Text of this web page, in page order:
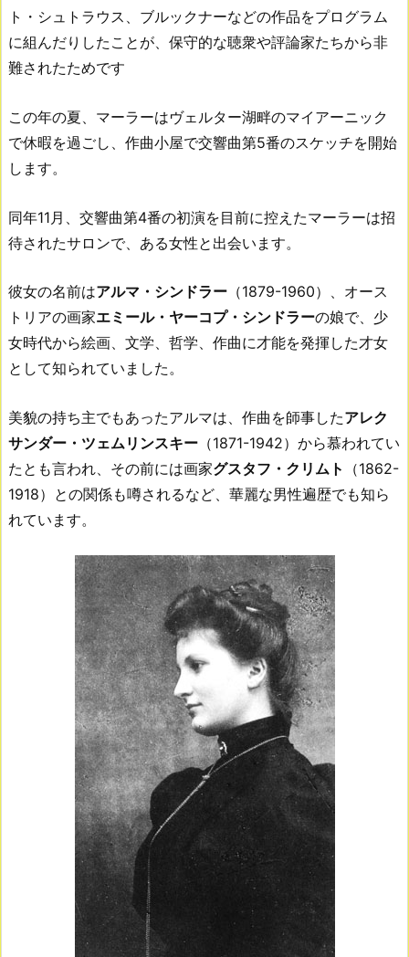
ト・シュトラウス、ブルックナーなどの作品をプログラム
に組んだりしたことが、保守的な聴衆や評論家たちから非
難されたためです
この年の夏、マーラーはヴェルター湖畔のマイアーニック
で休暇を過ごし、作曲小屋で交響曲第5番のスケッチを開始
します。
同年11月、交響曲第4番の初演を目前に控えたマーラーは招
待されたサロンで、ある女性と出会います。
彼女の名前はアルマ・シンドラー （1879-1960）、オース
トリアの画家エミール・ヤーコプ・シンドラーの娘で、少
女時代から絵画、文学、哲学、作曲に才能を発揮した才女
として知られていました。
美貌の持ち主でもあったアルマは、作曲を師事したアレク
サンダー・ツェムリンスキー （1871-1942）から慕われてい
たとも言われ、その前には画家グスタフ・クリムト
（1862-
1918）との関係も噂されるなど、華麗な男性遍歴でも知ら
れています。